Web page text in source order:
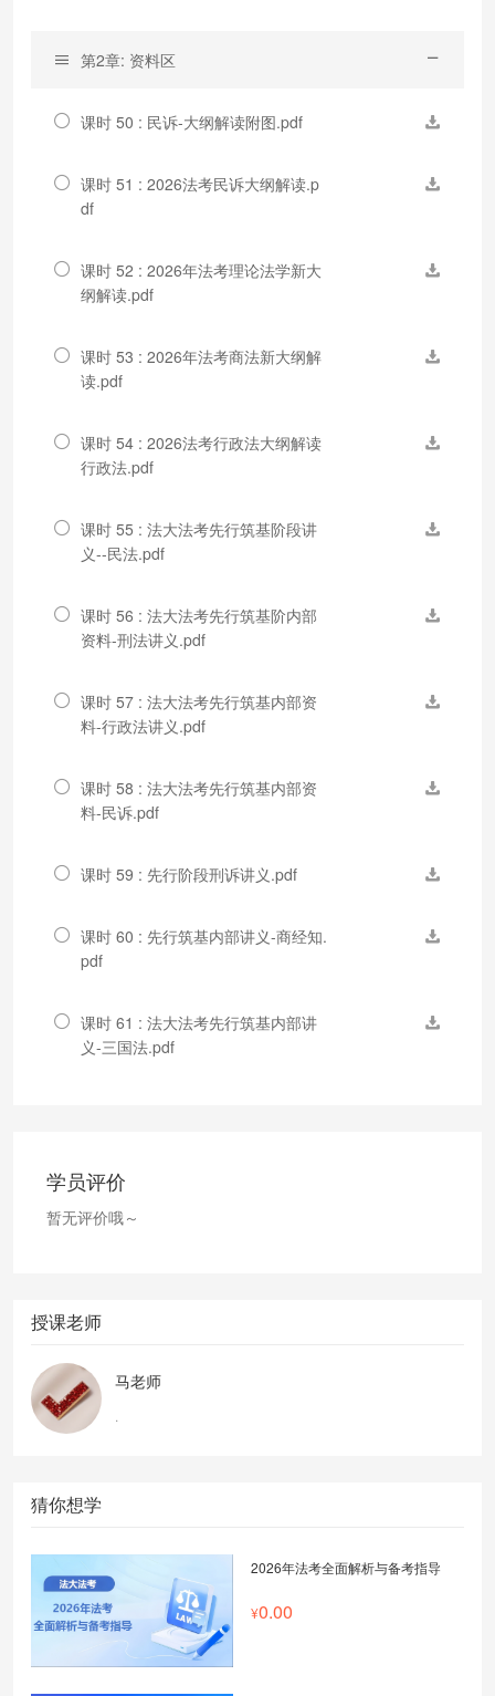
第2章: 资料区
课时 50 : 民诉-大纲解读附图.pdf
课时 51 : 2026法考民诉大纲解读.p
df
课时 52 : 2026年法考理论法学新大
纲解读.pdf
课时 53 : 2026年法考商法新大纲解
读.pdf
课时 54 : 2026法考行政法大纲解读
行政法.pdf
课时 55 : 法大法考先行筑基阶段讲
义--民法.pdf
课时 56 : 法大法考先行筑基阶内部
资料-刑法讲义.pdf
课时 57 : 法大法考先行筑基内部资
料-行政法讲义.pdf
课时 58 : 法大法考先行筑基内部资
料-民诉.pdf
课时 59 : 先行阶段刑诉讲义.pdf
课时 60 : 先行筑基内部讲义-商经知.
pdf
课时 61 : 法大法考先行筑基内部讲
义-三国法.pdf
学员评价
暂无评价哦～
授课老师
马老师
猜你想学
2026年法考全面解析与备考指导
0.00